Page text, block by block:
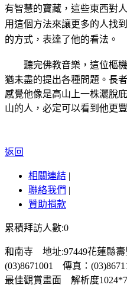
有智慧的寶藏，這些東西對
用這個方法來讓更多的人找
的方式，表達了他的看法。
聽完佛教音樂，這位樞
猶未盡的提出各種問題。長
感覺他像是高山上一株灑脫
山的人，必定可以看到他更
返回
相關連結 |
聯絡我們 |
贊助捐款
累積拜訪人數:0
和南寺 地址:97449花蓮縣
(03)8671001 傳真：
最佳觀賞畫面 解析度